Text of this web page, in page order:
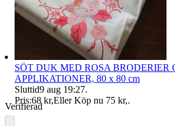
Verifierad
SÖT DUK MED ROSA BRODERIER
APPLIKATIONER, 80 x 80 cm
Sluttid9 aug 19:27.
Pris:68 kr,Eller Köp nu 75 kr,.